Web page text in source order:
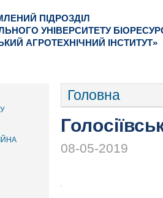
ПІДРОЗДІЛ
УНІВЕРСИТЕТУ
АГРОТЕХНІЧНИЙ ІНСТИТУТ»
Головна
08-05-2019